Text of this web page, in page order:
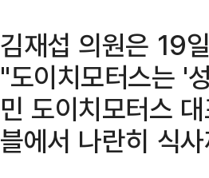
김재섭 의원은 19
"도이치모터스는 '
민 도이치모터스
블에서 나란히 식